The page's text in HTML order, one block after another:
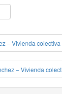
– Vivienda
– Vivienda